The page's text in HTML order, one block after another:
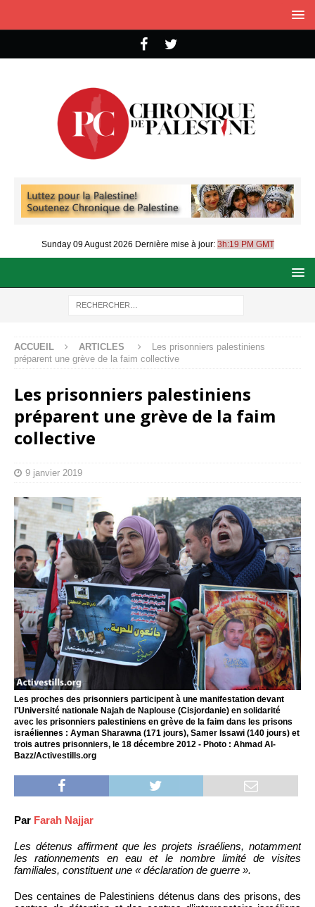
Sunday 09 August 2026 Dernière mise à jour: 3h:19 PM GMT
ACCUEIL ARTICLES
Les prisonniers palestiniens
préparent une grève de la faim collective
Les prisonniers palestiniens
préparent une grève de la faim
collective
9 janvier 2019
Les proches des prisonniers participent à une manifestation devant
l'Université nationale Najah de Naplouse (Cisjordanie) en solidarité
avec les prisonniers palestiniens en grève de la faim dans les prisons
israéliennes : Ayman Sharawna (171 jours), Samer Issawi (140 jours) et
trois autres prisonniers, le 18 décembre 2012 - Photo : Ahmad Al-
Bazz/Activestills.org
Par Farah Najjar
Les détenus affirment que les projets israéliens, notamment
les rationnements en eau et le nombre limité de visites
familiales, constituent une « déclaration de guerre ».
Des centaines de Palestiniens détenus dans des prisons, des